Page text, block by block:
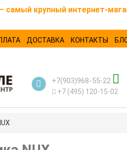
самый крупный интернет-
ДОСТАВКА КОНТАКТЫ
+7(903)968-55-22
+7 (495) 120-15-02